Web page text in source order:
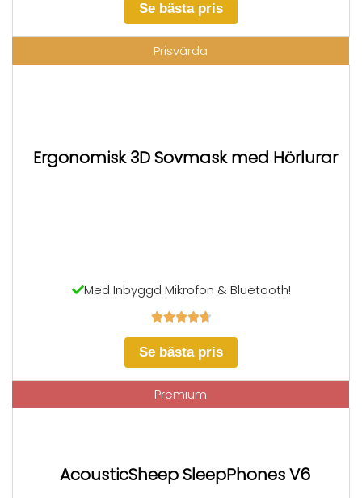
Se bästa pris
Prisvärda
Ergonomisk 3D Sovmask med Hörlurar
Med Inbyggd Mikrofon & Bluetooth!

Se bästa pris
Premium
AcousticSheep SleepPhones V6